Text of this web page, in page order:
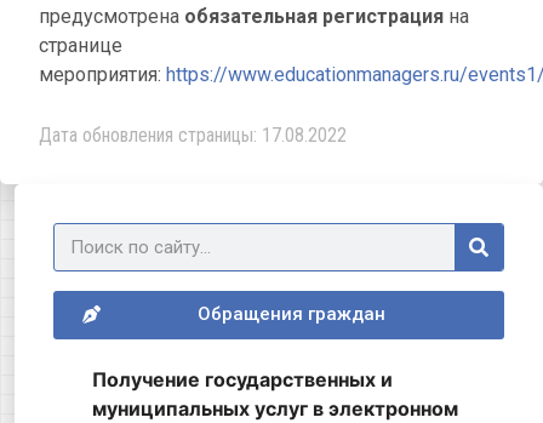
предусмотрена обязательная регистрация на
странице
мероприятия: https://www.educationmanagers.ru/
Дата обновления страницы: 17.08.2022
Обращения граждан
Получение государственных и
муниципальных услуг в электронном